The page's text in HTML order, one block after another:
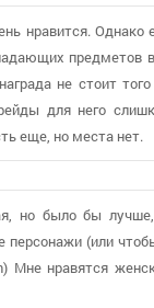
нравится.
не стоит
для него
еще, но места нет.
но было бы
персонажи (или
Мне нравятся